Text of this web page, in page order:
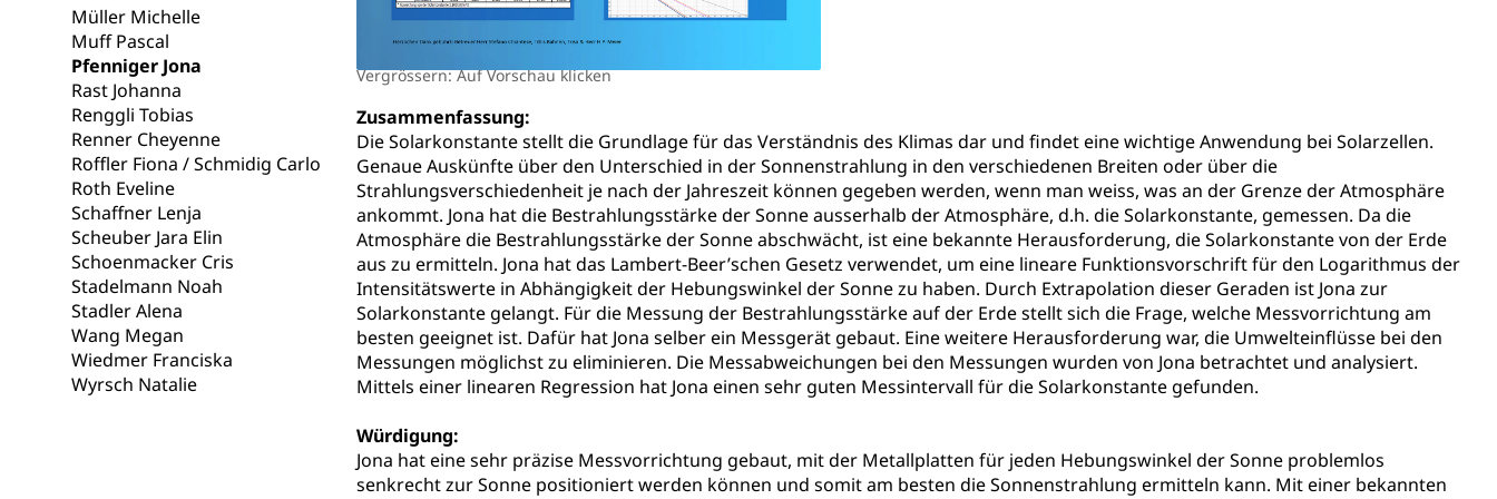
Müller Michelle
Muff Pascal
Pfenniger Jona
Rast Johanna
Renggli Tobias
Renner Cheyenne
Roffler Fiona / Schmidig Carlo
Roth Eveline
Schaffner Lenja
Scheuber Jara Elin
Schoenmacker Cris
Stadelmann Noah
Stadler Alena
Wang Megan
Wiedmer Franciska
Wyrsch Natalie
Vergrössern: Auf Vorschau klicken
Zusammenfassung:
Die Solarkonstante stellt die Grundlage für das Verständnis des Klimas dar und findet eine wichtige Anwendung bei Solarzellen.
Genaue Auskünfte über den Unterschied in der Sonnenstrahlung in den verschiedenen Breiten oder über die
Strahlungsverschiedenheit je nach der Jahreszeit können gegeben werden, wenn man weiss, was an der Grenze der Atmosphäre
ankommt. Jona hat die Bestrahlungsstärke der Sonne ausserhalb der Atmosphäre, d.h. die Solarkonstante, gemessen. Da die
Atmosphäre die Bestrahlungsstärke der Sonne abschwächt, ist eine bekannte Herausforderung, die Solarkonstante von der Erde
aus zu ermitteln. Jona hat das Lambert-Beer’schen Gesetz verwendet, um eine lineare Funktionsvorschrift für den Logarithmus der
Intensitätswerte in Abhängigkeit der Hebungswinkel der Sonne zu haben. Durch Extrapolation dieser Geraden ist Jona zur
Solarkonstante gelangt. Für die Messung der Bestrahlungsstärke auf der Erde stellt sich die Frage, welche Messvorrichtung am
besten geeignet ist. Dafür hat Jona selber ein Messgerät gebaut. Eine weitere Herausforderung war, die Umwelteinflüsse bei den
Messungen möglichst zu eliminieren. Die Messabweichungen bei den Messungen wurden von Jona betrachtet und analysiert.
Mittels einer linearen Regression hat Jona einen sehr guten Messintervall für die Solarkonstante gefunden.
Würdigung:
Jona hat eine sehr präzise Messvorrichtung gebaut, mit der Metallplatten für jeden Hebungswinkel der Sonne problemlos
senkrecht zur Sonne positioniert werden können und somit am besten die Sonnenstrahlung ermitteln kann. Mit einer bekannten
Gesundheitsversorgung
AHV / IV
Hilflosenentschädigung, Ergänzungsleistungen, Altersvorsorge, Todesfallversicherung
Hilfslosenentschädigung (WAS Luzern)
Informationsstelle AHV/IV
Ergänzungsleistungen (EL) (WAS Luzern)
AHV-Altersrente (WAS Luzern)
IV-Leistungen (WAS Luzern)
Behinderung
Körperbehinderung, körperliche Behinderung, geistige Behinderung, psychische Behinderung, Erwerbsunfähigkeit, Behinderte
Inklusion im Sport
Menschen mit Behinderungen
Kultur und Medien
Archive und Bibliotheken
Bücher, Bundesarchiv, Landesbibliothek
Staatsarchiv Luzern Zentral- und Hochschulbibliothek Archiv der Denkmalpflege
Kulturelle Einrichtungen
Museen, Theater, Bibliotheken
Dienststelle Kultur Kunst & Kultur (Luzern Tourismus)
Kulturförderung